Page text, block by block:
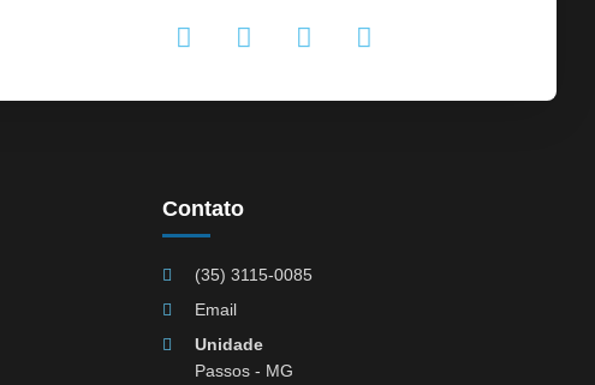
Contato
(35) 3115-0085
Email
Unidade
Passos - MG